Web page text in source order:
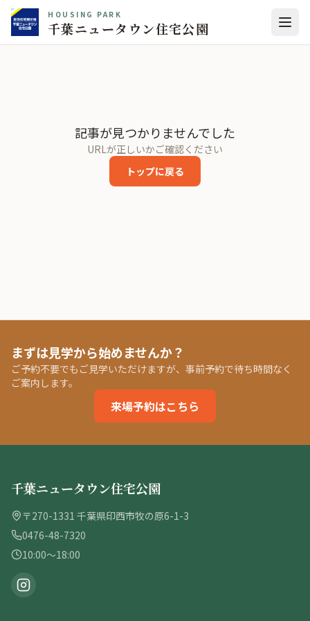
HOUSING PARK
千葉ニュータウン住宅公園
記事が見つかりませんでした
URLが正しいかご確認ください
トップに戻る
まずは見学から始めませんか？
ご予約不要でもご見学いただけますが、事前予約で待ち時間なく
ご案内します。
来場予約はこちら
千葉ニュータウン住宅公園
〒270-1331 千葉県印西市牧の原6-1-3
0476-48-7320
10:00〜18:00